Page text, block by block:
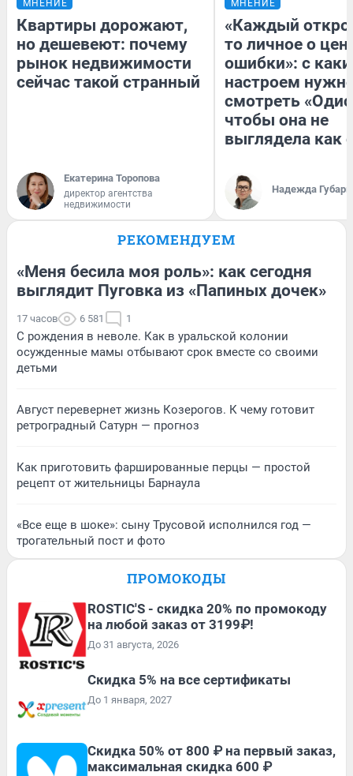
МНЕНИЕ
Квартиры дорожают,
но дешевеют: почему
рынок недвижимости
сейчас такой странный
Екатерина Торопова
директор агентства
недвижимости
МНЕНИЕ
«Каждый
то личное о
ошибки»: с
настроем
смотреть
чтобы она не
выглядела как
Надежда Губарь
РЕКОМЕНДУЕМ
«Меня бесила моя роль»: как сегодня
выглядит Пуговка из «Папиных дочек»
17 часов 6 581 1
С рождения в неволе. Как в уральской колонии
осужденные мамы отбывают срок вместе со своими
детьми
Август перевернет жизнь Козерогов. К чему готовит
ретроградный Сатурн — прогноз
Как приготовить фаршированные перцы — простой
рецепт от жительницы Барнаула
«Все еще в шоке»: сыну Трусовой исполнился год —
трогательный пост и фото
ПРОМОКОДЫ
ROSTIC'S - скидка 20% по промокоду
на любой заказ от 3199₽!
До 31 августа, 2026
Скидка 5% на все сертификаты
До 1 января, 2027
Скидка 50% от 800 ₽ на первый заказ,
максимальная скидка 600 ₽